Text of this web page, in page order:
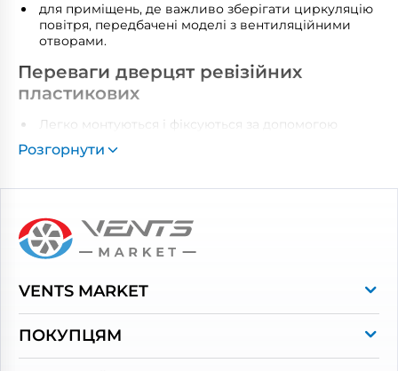
для приміщень, де важливо зберігати циркуляцію
повітря, передбачені моделі з вентиляційними
отворами.
Переваги дверцят ревізійних
пластикових
Легко монтуються і фіксуються за допомогою
лівобічне або правобічне відкривання.
Стійкі до вологи та корозії.
Взаємозамінність – за потреби змінюється тільки
серцевина, без заміни всієї системи.
Довговічні – виготовлені з високоякісного АБС-
пластику.
Розгорнути
VENTS MARKET
ПОКУПЦЯМ